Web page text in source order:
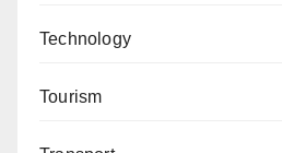
Technology
Tourism